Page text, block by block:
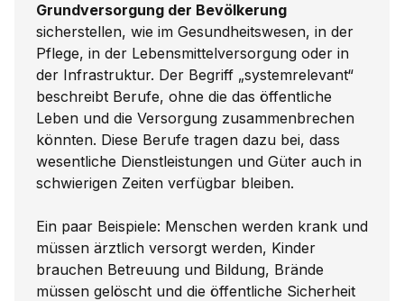
Grundversorgung der Bevölkerung
sicherstellen, wie im Gesundheitswesen, in der
Pflege, in der Lebensmittelversorgung oder in
der Infrastruktur. Der Begriff „systemrelevant“
beschreibt Berufe, ohne die das öffentliche
Leben und die Versorgung zusammenbrechen
könnten. Diese Berufe tragen dazu bei, dass
wesentliche Dienstleistungen und Güter auch in
schwierigen Zeiten verfügbar bleiben.
Ein paar Beispiele: Menschen werden krank und
müssen ärztlich versorgt werden, Kinder
brauchen Betreuung und Bildung, Brände
müssen gelöscht und die öffentliche Sicherheit